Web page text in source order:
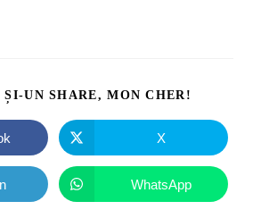
UN SHARE, MON CHER!
X
WhatsApp